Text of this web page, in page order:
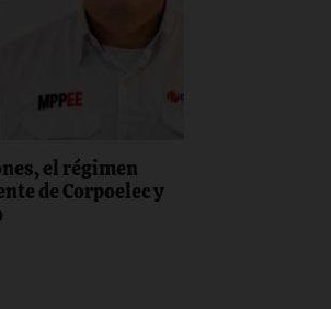
el régimen
de Corpoelec y